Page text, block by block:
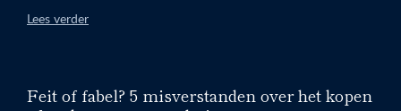
Lees verder
Feit of fabel? 5 misverstanden over het kopen